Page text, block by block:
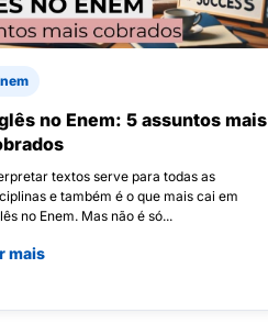
no Enem: 5 assuntos mais
textos serve para todas as
e também é o que mais cai em
no Enem. Mas não é só...
mais